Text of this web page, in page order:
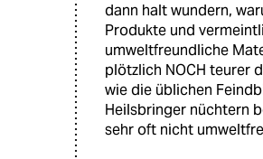
dann halt wundern,
Produkte und
umweltfreundliche
plötzlich NOCH teurer
wie die üblichen
Heilsbringer nüchtern
sehr oft nicht